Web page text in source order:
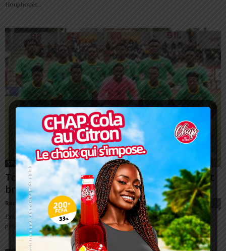
Houphouët...
SPORT
Tournoi UFOA-B U20: Les Eperviers rentrent
bredouille
Redaction - 20 juillet 2023
Encore une défaite pour les Eperviers U20 dans le tournoi UFOA-B. La
petite finale a tourné au vinaigre pour Mathieu Dotse et ses coéquipiers....